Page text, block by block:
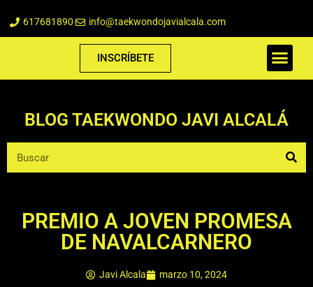
617681890 info@taekwondojavialcala.com
INSCRÍBETE
BLOG TAEKWONDO JAVI ALCALÁ
PREMIO A JOVEN PROMESA
DE NAVALCARNERO
Javi Alcala marzo 10, 2024